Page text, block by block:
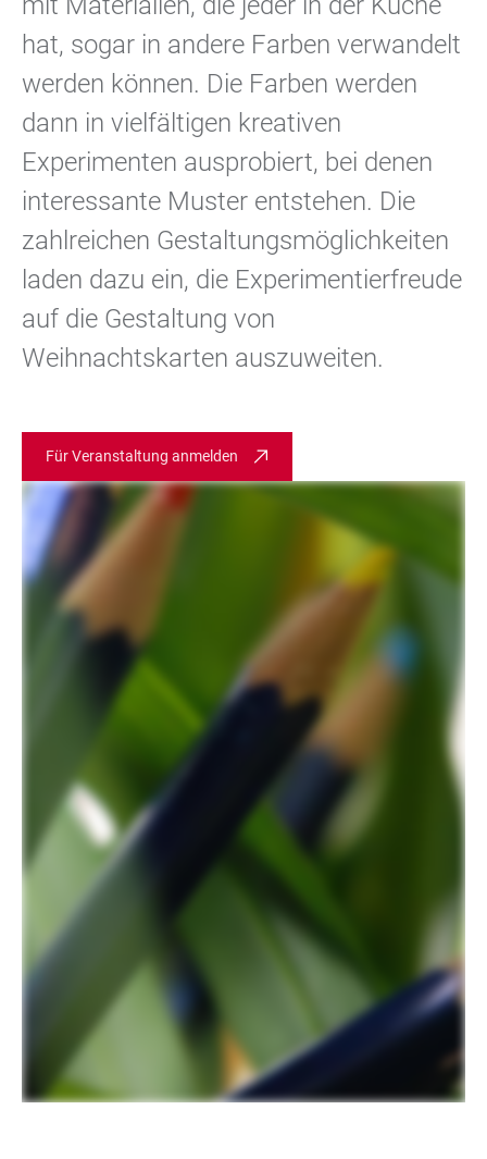
hat, sogar in andere Farben verwandelt
werden können. Die Farben werden
dann in vielfältigen kreativen
Experimenten ausprobiert, bei denen
interessante Muster entstehen. Die
zahlreichen Gestaltungsmöglichkeiten
laden dazu ein, die Experimentierfreude
auf die Gestaltung von
Weihnachtskarten auszuweiten.
Für Veranstaltung anmelden